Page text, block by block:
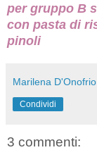
per gruppo B
con pasta di
pinoli
Marilena D'Onofrio
Condividi
3 commenti: